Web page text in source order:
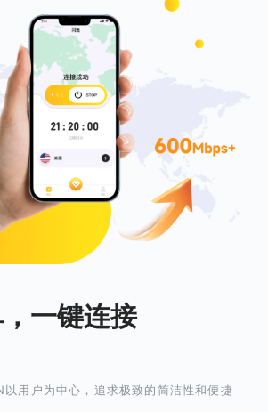
一键连接
用户为中心，追求极致的简洁性和便捷